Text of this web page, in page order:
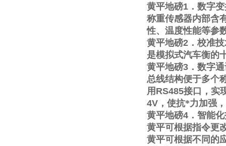
黄平地磅1 ．数字
称重传感器内部含
性、温度性能等参
黄平地磅2 ．校准
是模拟式汽车衡的
黄平地磅3 ．数字
总线结构便于多个
用 RS485接口，实
4V ，使抗*力加强
黄平地磅4 ．智能
黄平可根据指令更
黄平可根据不同的